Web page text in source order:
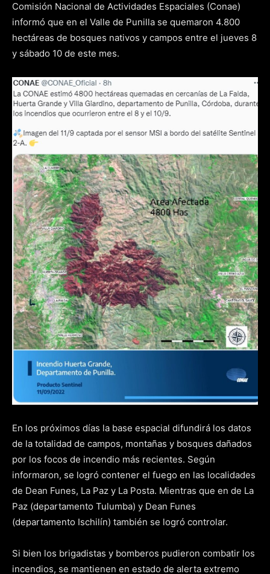
Comisión Nacional de Actividades Espaciales (Conae)
informó que en el Valle de Punilla se quemaron 4.800
hectáreas de bosques nativos y campos entre el jueves 8
y sábado 10 de este mes.
En los próximos días la base espacial difundirá los datos
de la totalidad de campos, montañas y bosques dañados
por los focos de incendio más recientes. Según
informaron, se logró contener el fuego en las localidades
de Dean Funes, La Paz y La Posta. Mientras que en de La
Paz (departamento Tulumba) y Dean Funes
(departamento Ischilín) también se logró controlar.
Si bien los brigadistas y bomberos pudieron combatir los
incendios, se mantienen en estado de alerta extremo